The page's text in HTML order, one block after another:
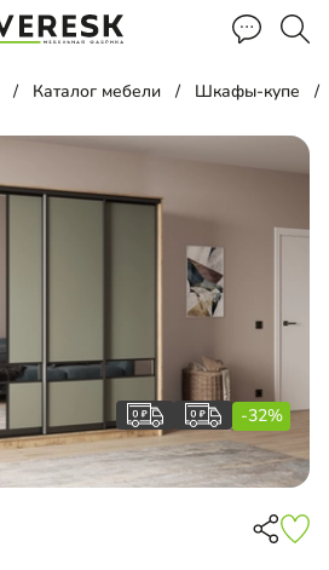
Каталог мебели Шкафы-купе
-32%